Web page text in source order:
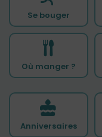
Se bouger
Où manger ?
Anniversaires